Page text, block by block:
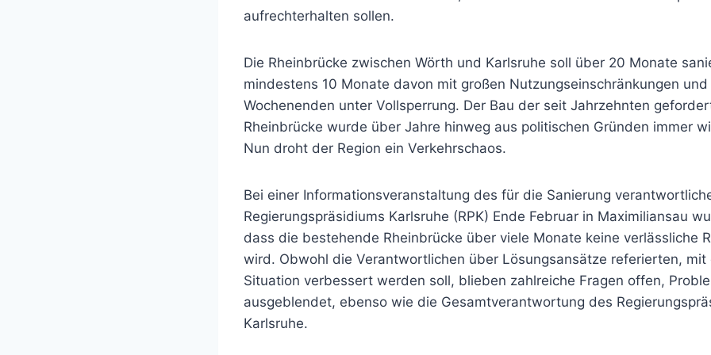
aufrechterhalten sollen.
Die Rheinbrücke zwischen Wörth und Karlsruhe soll über 20 Monate
mindestens 10 Monate davon mit großen Nutzungseinschränkungen
Wochenenden unter Vollsperrung. Der Bau der seit Jahrzehnten
Rheinbrücke wurde über Jahre hinweg aus politischen Gründen immer
Nun droht der Region ein Verkehrschaos.
Bei einer Informationsveranstaltung des für die Sanierung
Regierungspräsidiums Karlsruhe (RPK) Ende Februar in Maximiliansau
dass die bestehende Rheinbrücke über viele Monate keine verlässliche
wird. Obwohl die Verantwortlichen über Lösungsansätze referierten, mit
Situation verbessert werden soll, blieben zahlreiche Fragen offen,
ausgeblendet, ebenso wie die Gesamtverantwortung des
Karlsruhe.